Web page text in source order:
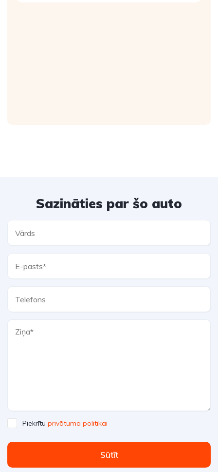
Sazināties par šo auto
Piekrītu privātuma politikai
Sūtīt